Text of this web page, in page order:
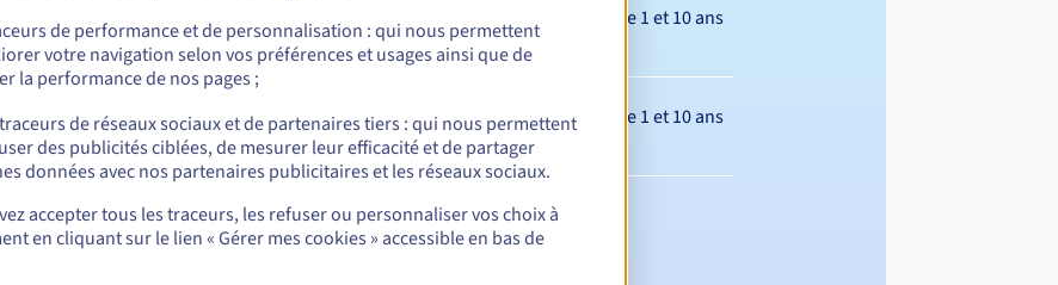
Entre 1 et 10 ans
Entre 1 et 10 ans
de performance et de personnalisation : qui nous permettent
votre navigation selon vos préférences et usages ainsi que de
la performance de nos pages ;
de réseaux sociaux et de partenaires tiers : qui nous permettent
des publicités ciblées, de mesurer leur efficacité et de partager
données avec nos partenaires publicitaires et les réseaux sociaux.
accepter tous les traceurs, les refuser ou personnaliser vos choix à
en cliquant sur le lien « Gérer mes cookies » accessible en bas de